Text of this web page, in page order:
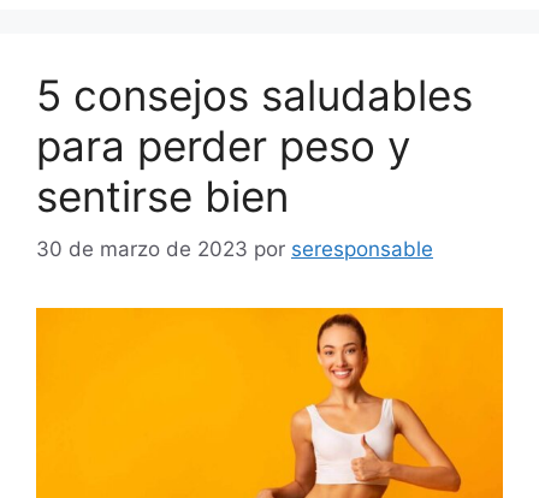
5 consejos saludables
para perder peso y
sentirse bien
30 de marzo de 2023 por seresponsable